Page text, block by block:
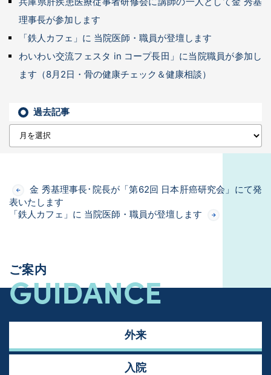
理事長が参加します
「鉄人カフェ」に 当院医師・職員が登壇します
わいわい交流フェスタ in コープ長田」に当院職員が参加し
ます（8月2日・骨の健康チェック＆健康相談）
過去記事
金 秀基理事長･院長が「第62回 日本肝癌研究会」にて発
表いたします
「鉄人カフェ」に 当院医師・職員が登壇します
ご案内
GUIDANCE
外来
入院